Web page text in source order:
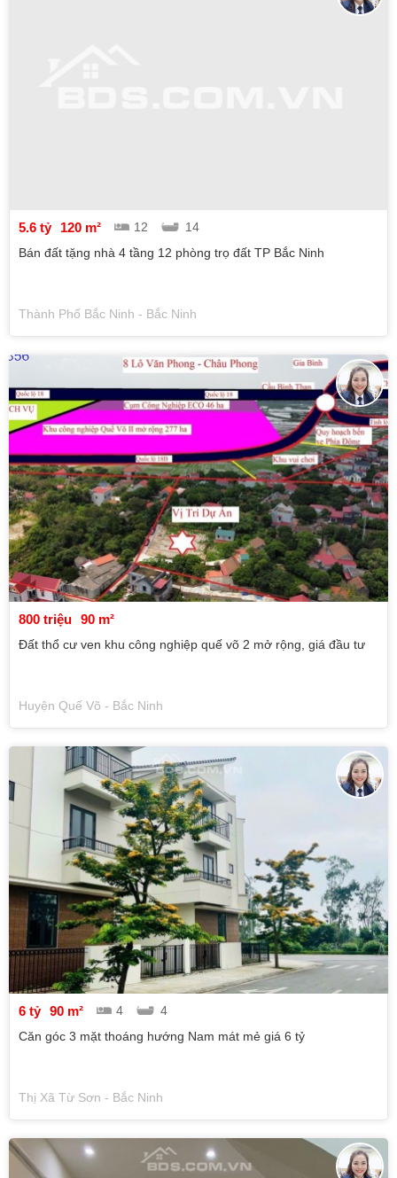
5.6 tỷ 120 m² 12
14
Bán đất tặng nhà 4 tầng 12 phòng trọ đất TP Bắc Ninh
Thành Phố Bắc Ninh - Bắc Ninh
800 triệu 90 m²
Đất thổ cư ven khu công nghiệp quế võ 2 mở rộng, giá đầu tư
Huyện Quế Võ - Bắc Ninh
6 tỷ 90 m² 4
4
Căn góc 3 mặt thoáng hướng Nam mát mẻ giá 6 tỷ
Thị Xã Từ Sơn - Bắc Ninh